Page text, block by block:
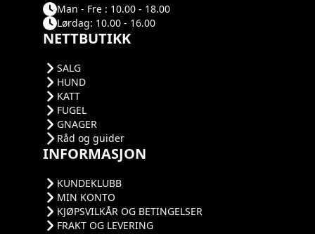
Man - Fre : 10.00 - 18.00
Lørdag: 10.00 - 16.00
NETTBUTIKK
SALG
HUND
KATT
FUGEL
GNAGER
Råd og guider
INFORMASJON
KUNDEKLUBB
MIN KONTO
KJØPSVILKÅR OG BETINGELSER
FRAKT OG LEVERING